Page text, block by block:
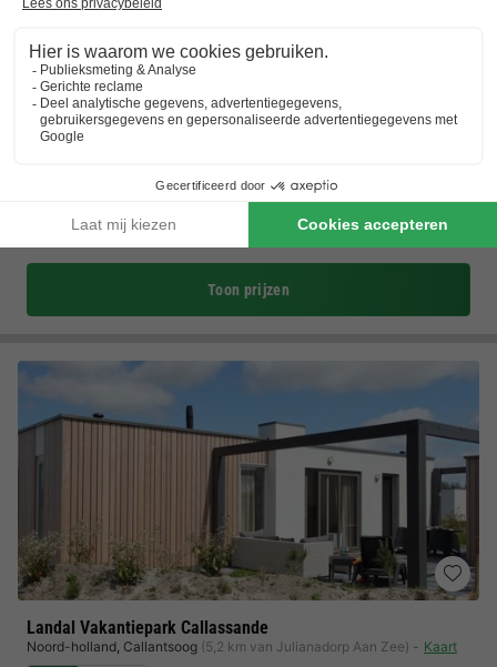
Vakantiepark de Nollen
Slechts 2 km van het strand van Callantsoog
Paviljoen8 met terras, live muziek & bingoavonden
Toon prijzen
Landal Vakantiepark Callassande
Noord-holland, Callantsoog (5,2 km van Julianadorp Aan Zee) Kaart